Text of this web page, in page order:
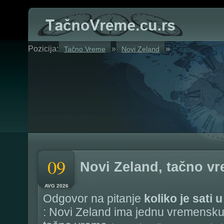
Pozicija: Tačno Vreme » Novi Zeland »
09
AVG 2026
Novi Zeland, tačno
Odgovor na pitanje koliko je sati
: Novi Zeland ima jednu